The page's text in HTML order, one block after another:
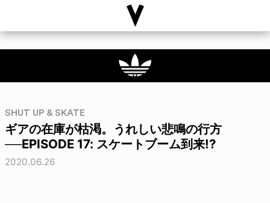
SHUT UP & SKATE
ギアの在庫が枯渇。うれしい悲鳴の行方
──EPISODE 17: スケートブーム到来!?
2020.06.26